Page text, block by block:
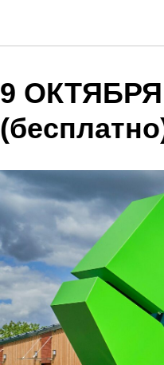
9 ОКТЯБРЯ